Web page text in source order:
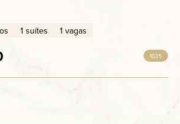
1 suítes 1 vagas
1035